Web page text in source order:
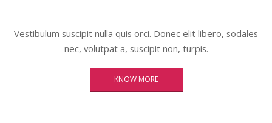
Vestibulum suscipit nulla quis orci. Donec elit libero, sodales
nec, volutpat a, suscipit non, turpis.
KNOW MORE